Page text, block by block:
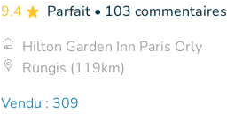
9.4 Parfait • 103 commentaires
Hilton Garden Inn Paris Orly
Rungis (119km)
Vendu : 309